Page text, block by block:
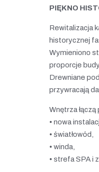
PIĘKNO
Rewitalizacja
historycznej
Wymieniono
proporcje
Drewniane
przywracają
Wnętrza
• nowa
• światłowód,
• winda,
• strefa SPA i